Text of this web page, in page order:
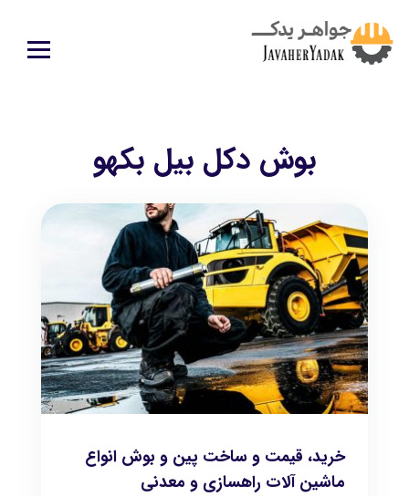
بوش دکل بیل بکهو
خرید، قیمت و ساخت پین و بوش انواع
ماشین آلات راهسازی و معدنی